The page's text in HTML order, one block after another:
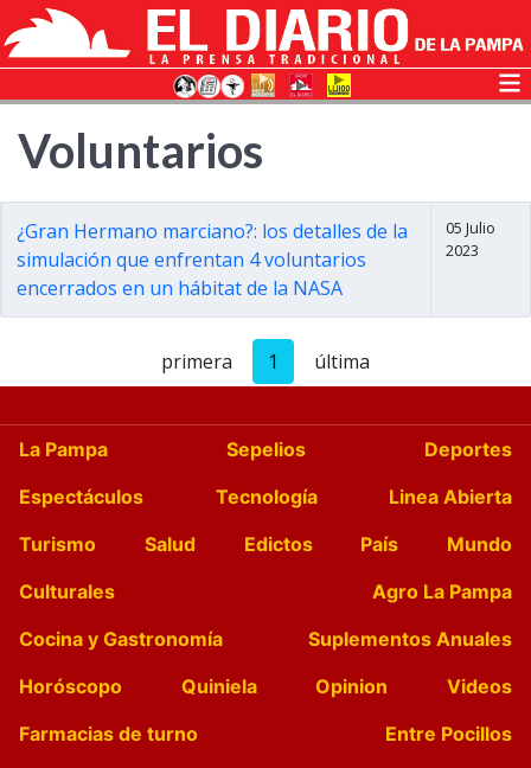
Voluntarios
¿Gran Hermano marciano?: los detalles de la
simulación que enfrentan 4 voluntarios
encerrados en un hábitat de la NASA
05 Julio
2023
primera 1 última
La Pampa Sepelios
Deportes
Espectáculos
Tecnología
Linea Abierta
Turismo
Salud Edictos País
Mundo
Culturales
Agro La Pampa
Cocina y Gastronomía
Suplementos Anuales
Horóscopo
Quiniela Opinion
Videos
Farmacias de turno
Entre Pocillos